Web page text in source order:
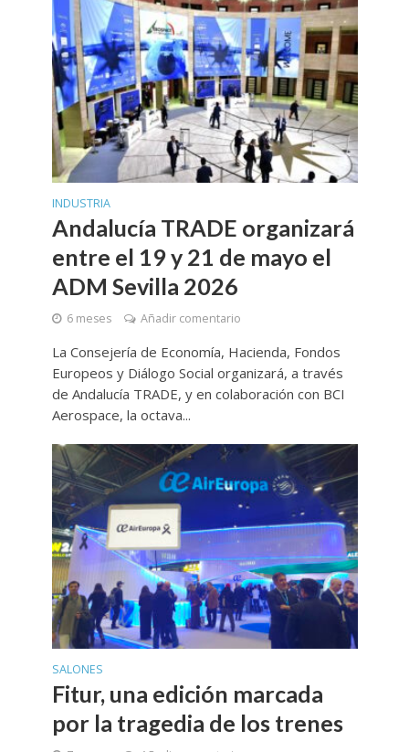
INDUSTRIA
Andalucía TRADE organizará
entre el 19 y 21 de mayo el
ADM Sevilla 2026
6 meses Añadir comentario
La Consejería de Economía, Hacienda, Fondos
Europeos y Diálogo Social organizará, a través
de Andalucía TRADE, y en colaboración con BCI
Aerospace, la octava...
SALONES
Fitur, una edición marcada
por la tragedia de los trenes